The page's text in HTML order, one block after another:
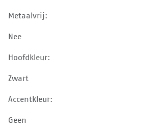
Metaalvrij:
Nee
Hoofdkleur:
Zwart
Accentkleur:
Geen